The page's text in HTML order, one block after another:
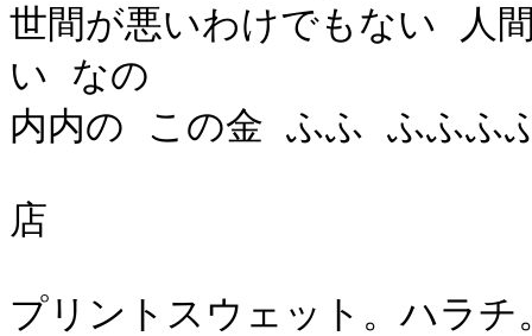
世間が悪いわけでもない 人
い なの
内内の この金 ふふ ふふふ
店
プリントスウェット。ハラ